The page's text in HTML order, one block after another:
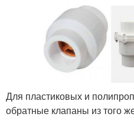
Для пластиковых и
обратные клапаны из того